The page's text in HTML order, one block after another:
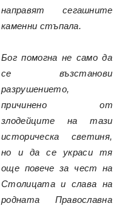
направят сегашните
каменни стъпала.
Бог помогна не само да
се възстанови
разрушението,
причинено от
злодейците на тази
историческа светиня,
но и да се украси тя
още повече за чест на
Столицата и слава на
родната Православна